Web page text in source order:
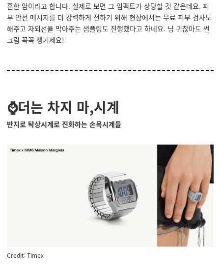
흔한 암이라고 합니다. 실제로 보면 그 임팩트가 상당할 것 같은데요. 피
부 안전 메시지를 더 강력하게 전하기 위해 현장에서는 무료 피부 검사도
해주고 자외선을 막아주는 샘플링도 진행했다고 하네요. 님 귀찮아도 썬
크림 꼭꼭 챙기세요!
⌚더는 차지 마,시계
반지로 탁상시계로 진화하는 손목시계들
Credit: Timex